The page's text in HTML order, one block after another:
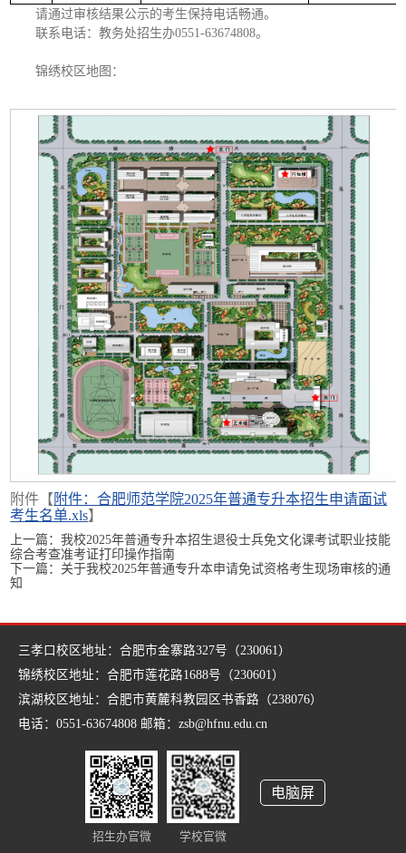
请通过审核结果公示的考生保持电话畅通。
联系电话：教务处招生办0551-63674808。
锦绣校区地图：
附件【 附件：合肥师范学院2025年普通专升本招生申请面试
考生名单.xls】
上一篇：我校2025年普通专升本招生退役士兵免文化课考试职业技能
综合考查准考证打印操作指南
下一篇： 关于我校2025年普通专升本申请免试资格考生现场审核的通
知
三孝口校区地址：合肥市金寨路327号（230061）
锦绣校区地址：合肥市莲花路1688号（230601）
滨湖校区地址：合肥市黄麓科教园区书香路（238076）
电话：0551-63674808 邮箱：zsb@hfnu.edu.cn
招生办官微 学校官微
电脑屏